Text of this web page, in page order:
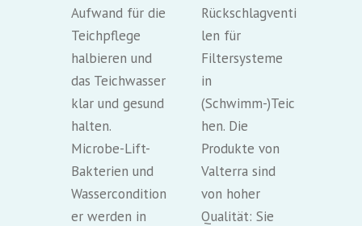
Aufwand für die
Teichpflege
halbieren und
das Teichwasser
klar und gesund
halten.
Microbe-Lift-
Bakterien und
Wassercondition
er werden in
Rückschlagventi
len für
Filtersysteme
in
(Schwimm-)Teic
hen. Die
Produkte von
Valterra sind
von hoher
Qualität: Sie